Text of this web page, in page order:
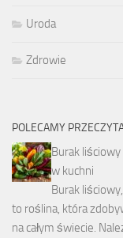
Uroda
Zdrowie
POLECAMY
Burak
w kuchni
Burak
to roślina, która
na całym świecie.